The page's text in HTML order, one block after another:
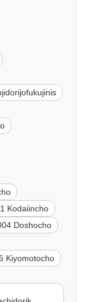
Kodaiincho
Doshocho
Kiyomotocho